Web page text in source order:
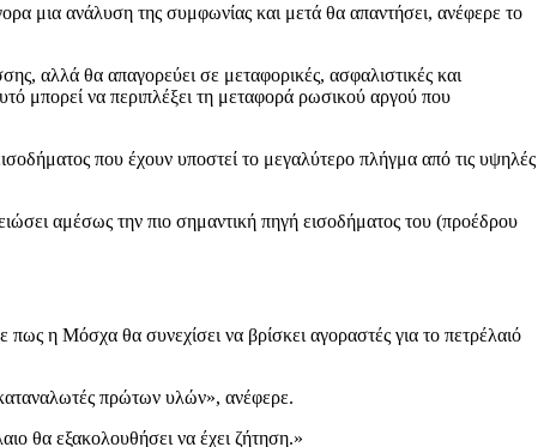
μια ανάλυση της συμφωνίας και μετά θα απαντήσει, ανέφερε το
αλλά θα απαγορεύει σε μεταφορικές, ασφαλιστικές και
μπορεί να περιπλέξει τη μεταφορά ρωσικού αργού που
που έχουν υποστεί το μεγαλύτερο πλήγμα από τις υψηλές
αμέσως την πιο σημαντική πηγή εισοδήματος του (προέδρου
η Μόσχα θα συνεχίσει να βρίσκει αγοραστές για το πετρέλαιό
πρώτων υλών», ανέφερε.
θα εξακολουθήσει να έχει ζήτηση.»